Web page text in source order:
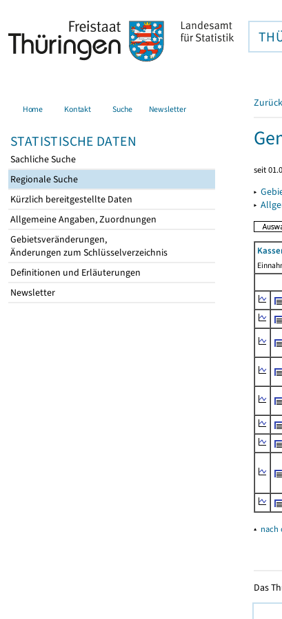
Home Kontakt Suche Newsletter
STATISTISCHE DATEN
Sachliche Suche
Regionale Suche
Kürzlich bereitgestellte Daten
Allgemeine Angaben, Zuordnungen
Gebietsveränderungen,
Änderungen zum Schlüsselverzeichnis
Definitionen und Erläuterungen
Newsletter
Zurück
seit
▸
▸
▴ nach
Das